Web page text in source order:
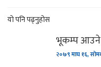
यो पनि पढ्नुहोस
भूकम्प आउने
२०७९ माघ १६,